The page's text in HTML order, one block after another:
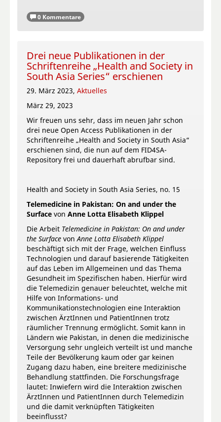
0 Kommentare
Drei neue Publikationen in der
Schriftenreihe „Health and Society in
South Asia Series“ erschienen
29. März 2023, Aktuelles
März 29, 2023
Wir freuen uns sehr, dass im neuen Jahr schon
drei neue Open Access Publikationen in der
Schriftenreihe „Health and Society in South Asia“
erschienen sind, die nun auf dem FID4SA-
Repository frei und dauerhaft abrufbar sind.
Health and Society in South Asia Series, no. 15
Telemedicine in Pakistan: On and under the
Surface von Anne Lotta Elisabeth Klippel
Die Arbeit Telemedicine in Pakistan: On and under
the Surface vonAnne Lotta Elisabeth Klippel
beschäftigt sich mit der Frage, welchen Einfluss
Technologien und darauf basierende Tätigkeiten
auf das Leben im Allgemeinen und das Thema
Gesundheit im Spezifischen haben. Hierfür wird
die Telemedizin genauer beleuchtet, welche mit
Hilfe von Informations- und
Kommunikationstechnologien eine Interaktion
zwischen ÄrztInnen und PatientInnen trotz
räumlicher Trennung ermöglicht. Somit kann in
Ländern wie Pakistan, in denen die medizinische
Versorgung sehr ungleich verteilt ist und manche
Teile der Bevölkerung kaum oder gar keinen
Zugang dazu haben, eine breitere medizinische
Behandlung stattfinden. Die Forschungsfrage
lautet: Inwiefern wird die Interaktion zwischen
ÄrztInnen und PatientInnen durch Telemedizin
und die damit verknüpften Tätigkeiten
beeinflusst?